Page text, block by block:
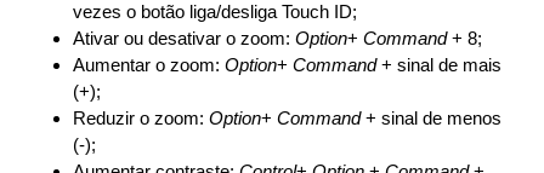
vezes o botão liga/desliga Touch ID;
Ativar ou desativar o zoom: Option+ Command+ 8;
Aumentar o zoom: Option+ Command+ sinal de mais
(+);
Reduzir o zoom: Option+ Command+ sinal de menos
(-);